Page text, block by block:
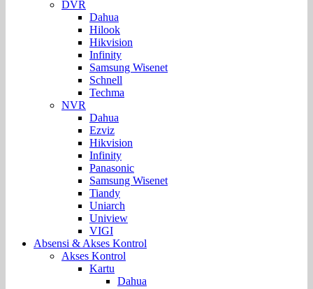
DVR
Dahua
Hilook
Hikvision
Infinity
Samsung Wisenet
Schnell
Techma
NVR
Dahua
Ezviz
Hikvision
Infinity
Panasonic
Samsung Wisenet
Tiandy
Uniarch
Uniview
VIGI
Absensi & Akses Kontrol
Akses Kontrol
Kartu
Dahua